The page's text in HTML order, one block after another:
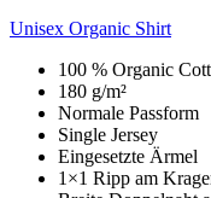
Unisex Organic Shirt
100 % Organic
180 g/m²
Normale Passform
Single Jersey
Eingesetzte Ärmel
1×1 Ripp am